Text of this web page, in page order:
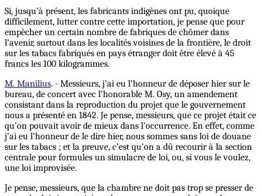
Si, jusqu’à présent, les fabricants indigènes ont pu, quoique
difficilement, lutter contre cette importation, je pense que pour
empêcher un certain nombre de fabriques de chômer dans
l’avenir, surtout dans les localités voisines de la frontière, le droit
sur les tabacs fabriqués en pays étranger doit être élevé à 45
francs les 100 kilogrammes.
M. Manilius. - Messieurs, j’ai eu l’honneur de déposer hier sur le
bureau, de concert avec l’honorable M. Osy, un amendement
consistant dans la reproduction du projet que le gouvernement
nous a présenté en 1842. Je pense, messieurs, que ce projet était ce
qu’on pouvait avoir de mieux dans l’occurrence. En effet, comme
j’ai eu l’honneur de le dire hier, nous sommes sans loi de douane
sur les tabacs ; et la preuve, c’est qu’on a dû recourir à la section
centrale pour formules un simulacre de loi, ou, si vous le voulez,
une loi improvisée.
Je pense, messieurs, que la chambre ne doit pas trop se presser de